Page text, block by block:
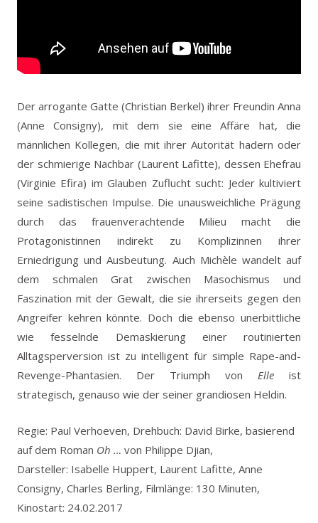
Der arrogante Gatte (Christian Berkel) ihrer Freundin Anna
(Anne Consigny), mit dem sie eine Affäre hat, die
männlichen Kollegen, die mit ihrer Autorität hadern oder
der schmierige Nachbar (Laurent Lafitte), dessen Ehefrau
(Virginie Efira) im Glauben Zuflucht sucht: Jeder kultiviert
seine sadistischen Impulse. Die unausweichliche Prägung
durch das frauenverachtende Milieu macht die
Protagonistinnen indirekt zu Komplizinnen ihrer
Erniedrigung und Ausbeutung. Auch Michèle wandelt auf
dem schmalen Grat zwischen Masochismus und
Faszination mit der Gewalt, die sie ihrerseits gegen den
Angreifer kehren könnte. Doch die ebenso unerbittliche
wie fesselnde Demaskierung einer routinierten
Alltagsperversion ist zu intelligent für simple Rape-and-
Revenge-Phantasien. Der Triumph von Elle ist
strategisch, genauso wie der seiner grandiosen Heldin.
Regie: Paul Verhoeven, Drehbuch: David Birke, basierend
auf dem Roman Oh … von Philippe Djian,
Darsteller: Isabelle Huppert, Laurent Lafitte, Anne
Consigny, Charles Berling, Filmlänge: 130 Minuten,
Kinostart: 24.02.2017